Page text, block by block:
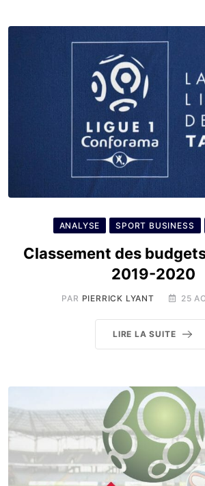
ANALYSE SPORT BUSINESS
Classement des
2019-2020
PAR PIERRICK LYANT 25
LIRE LA SUITE